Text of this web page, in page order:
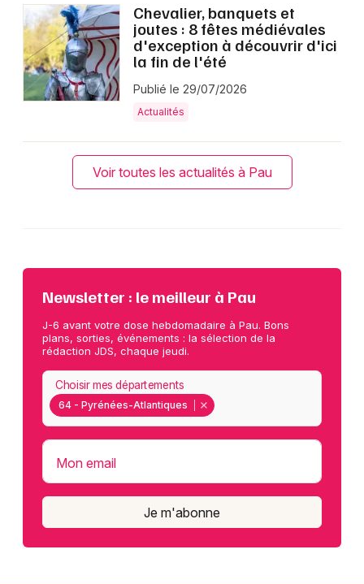
Chevalier, banquets et
joutes : 8 fêtes médiévales
d'exception à découvrir d'ici
la fin de l'été
Publié le 29/07/2026
Actualités
Voir toutes les actualités à Pau
Newsletter : le meilleur à Pau
J-6 avant votre dose hebdomadaire à Pau. Bons
plans, sorties, événements : la sélection de la
rédaction JDS, chaque jeudi.
64 - Pyrénées-Atlantiques
Choisir mes départements
Mon email
Je m'abonne